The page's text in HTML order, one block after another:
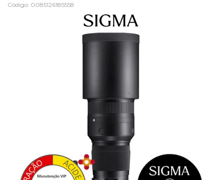
Código: 0085126185558